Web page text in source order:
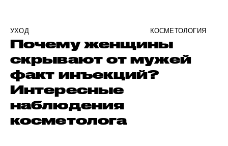
УХОД КОСМЕТОЛОГИЯ
Почему женщины
скрывают от мужей
факт инъекций?
Интересные
наблюдения
косметолога